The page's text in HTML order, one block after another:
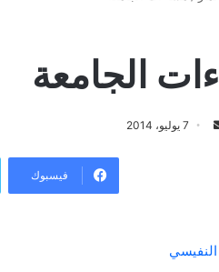
الجامعة
ي
7 يوليو، 2014
فيسبوك